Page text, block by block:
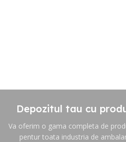
Depozitul tau cu
Va oferim o gama completa de
pentur toata industria de